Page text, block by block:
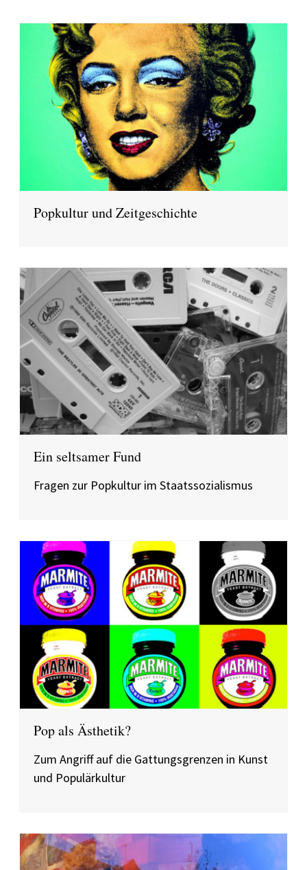
Popkultur und Zeitgeschichte
Ein seltsamer Fund
Fragen zur Popkultur im Staatssozialismus
Pop als Ästhetik?
Zum Angriff auf die Gattungsgrenzen in Kunst
und Populärkultur